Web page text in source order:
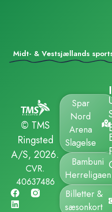
Midt- & Vestsjællands
© TMS
Ringsted
A/S, 2026.
CVR.
40637486
Spar
Nord
Arena
Slagelse
Bambuni
Herreligaen
Billetter &
sæsonkort